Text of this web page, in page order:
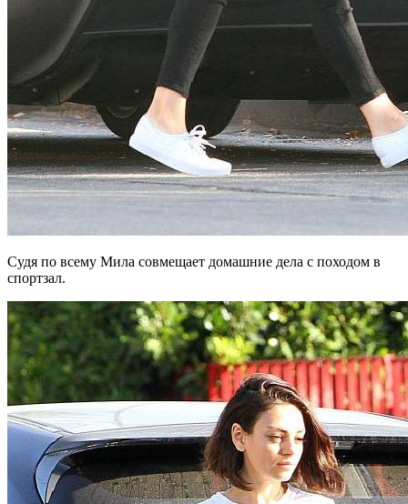
Судя по всему Мила совмещает домашние дела с походом в
спортзал.